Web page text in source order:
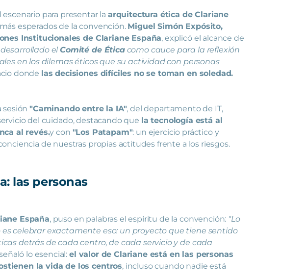
para presentar la arquitectura ética de Clariane
esperados de la convención. Miguel Simón Expósito,
Institucionales de Clariane España, explicó el alcance de
elComité de Éticacomo cauce para la reflexión
en los dilemas éticos que su actividad con personas
donde las decisiones difíciles no se toman en soledad.
sesión"Caminando entre la IA", del departamento de IT,
del cuidado, destacando que la tecnología está al
al revés.y con "Los Patapam": un ejercicio práctico y
de nuestras propias actitudes frente a los riesgos.
las personas
España, puso en palabras el espíritu de la convención: "Lo
celebrar exactamente eso: un proyecto que tiene sentido
detrás de cada centro, de cada servicio y de cada
lo esencial:el valor de Clariane está en las personas
la vida de los centros, incluso cuando nadie está